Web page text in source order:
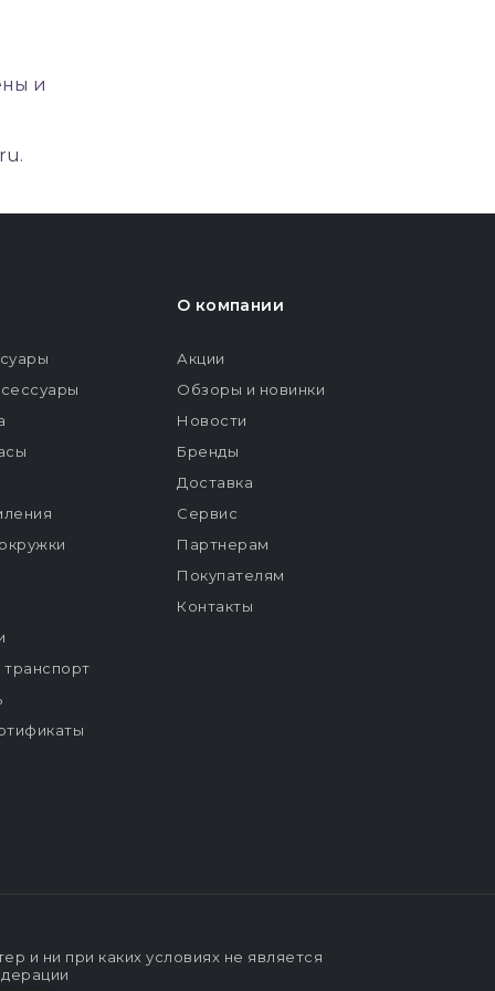
и
.
транспорт
О компании
Акции
Обзоры и новинки
Новости
Бренды
Доставка
Сервис
Партнерам
Покупателям
Контакты
и ни при каких условиях не является